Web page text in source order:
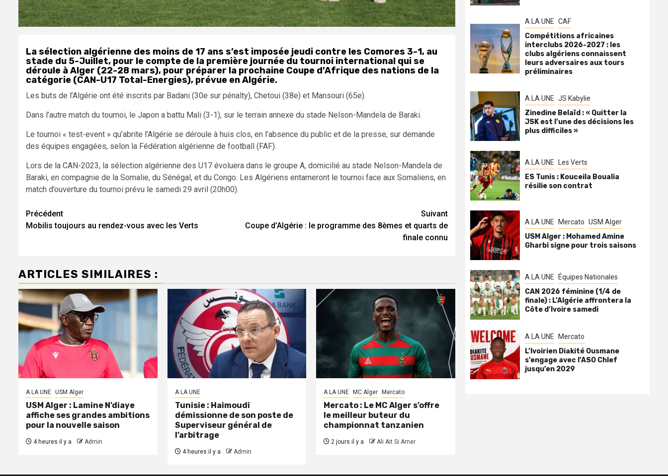
La sélection algérienne des moins de 17 ans s’est imposée jeudi contre les Comores 3-1, au
stade du 5-Juillet, pour le compte de la première journée du tournoi international qui se
déroule à Alger (22-28 mars), pour préparer la prochaine Coupe d’Afrique des nations de la
catégorie (CAN-U17 Total-Energies), prévue en Algérie.
Les buts de l’Algérie ont été inscrits par Badani (30e sur pénalty), Chetoui (38e) et Mansouri (65e).
Dans l’autre match du tournoi, le Japon a battu Mali (3-1), sur le terrain annexe du stade Nelson-Mandela de Baraki.
Le tournoi « test-event » qu’abrite l’Algérie se déroule à huis clos, en l’absence du public et de la presse, sur demande
des équipes engagées, selon la Fédération algérienne de football (FAF).
Lors de la CAN-2023, la sélection algérienne des U17 évoluera dans le groupe A, domicilié au stade Nelson-Mandela de
Baraki, en compagnie de la Somalie, du Sénégal, et du Congo. Les Algériens entameront le tournoi face aux Somaliens, en
match d’ouverture du tournoi prévu le samedi 29 avril (20h00).
Navigation
d’article
Précédent
Mobilis toujours au rendez-vous avec les Verts
Suivant
Coupe d’Algérie : le programme des 8èmes et quarts de
finale connu
ARTICLES SIMILAIRES :
A LA UNE USM Alger
USM Alger : Lamine N’diaye
affiche ses grandes ambitions
pour la nouvelle saison
4 heures il y a Admin
A LA UNE
Tunisie : Haimoudi
démissionne de son poste de
Superviseur général de
l’arbitrage
4 heures il y a Admin
A LA UNE MC Alger Mercato
Mercato : Le MC Alger s’offre
le meilleur buteur du
championnat tanzanien
2 jours il y a Ali Ait Si Amer
A LA UNE CAF
Compétitions africaines
interclubs 2026-2027 : les
clubs algériens connaissent
leurs adversaires aux tours
préliminaires
A LA UNE JS Kabylie
Zinedine Belaïd : « Quitter la
JSK est l’une des décisions les
plus difficiles »
A LA UNE Les Verts
ES Tunis : Kouceila Boualia
résilie son contrat
A LA UNE Mercato USM Alger
USM Alger : Mohamed Amine
Gharbi signe pour trois saisons
A LA UNE Équipes Nationales
CAN 2026 féminine (1/4 de
finale) : L’Algérie affrontera la
Côte d’Ivoire samedi
A LA UNE Mercato
L’Ivoirien Diakité Ousmane
s’engage avec l’ASO Chlef
jusqu’en 2029